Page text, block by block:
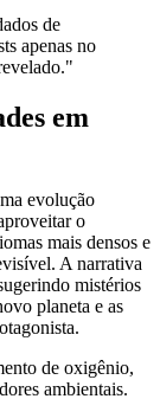
de
apenas no
em
evolução
o
mais densos e
A narrativa
mistérios
planeta e as
de oxigênio,
ambientais.